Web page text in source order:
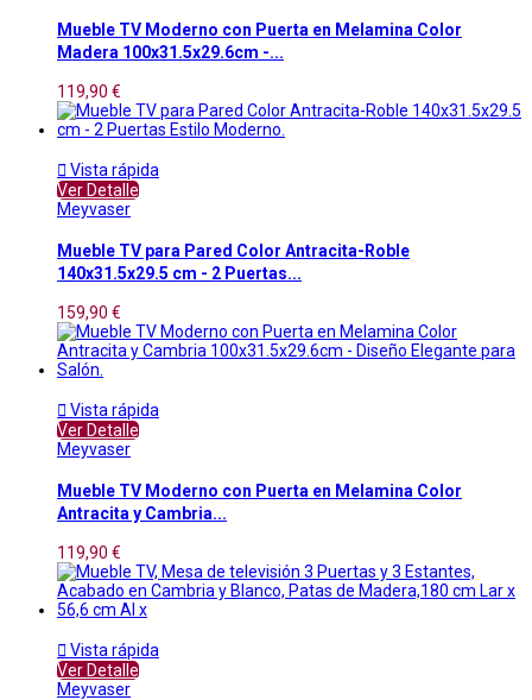
Mueble TV Moderno con Puerta en Melamina Color
Madera 100x31.5x29.6cm -...
119,90 €
 Vista rápida
Ver Detalle
Meyvaser
Mueble TV para Pared Color Antracita-Roble
140x31.5x29.5 cm - 2 Puertas...
159,90 €
 Vista rápida
Ver Detalle
Meyvaser
Mueble TV Moderno con Puerta en Melamina Color
Antracita y Cambria...
119,90 €
 Vista rápida
Ver Detalle
Meyvaser